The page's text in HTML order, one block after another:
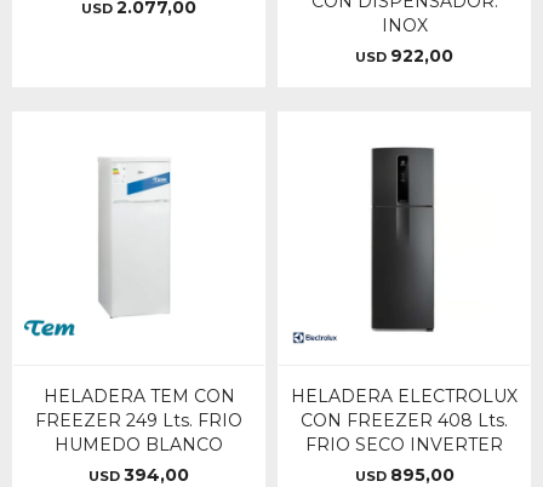
USD 2.077,00
INOX
USD 922,00
HELADERA TEM CON
FREEZER 249 Lts. FRIO
HUMEDO BLANCO
USD 394,00
HELADERA ELECTROLUX
CON FREEZER 408 Lts.
FRIO SECO INVERTER
USD 895,00